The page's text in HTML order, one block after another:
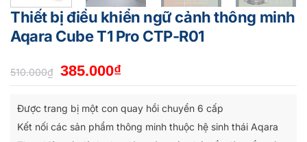
Thiết bị điều khiển ngữ cảnh thông minh
Aqara Cube T1 Pro CTP-R01
510.000₫
Giá
gốc
là:
510.000₫.
385.000₫Giá
hiện
tại
là:
Được trang bị một con quay hồi chuyển 6 cấp
Kết nối các sản phẩm thông minh thuộc hệ sinh thái Aqara